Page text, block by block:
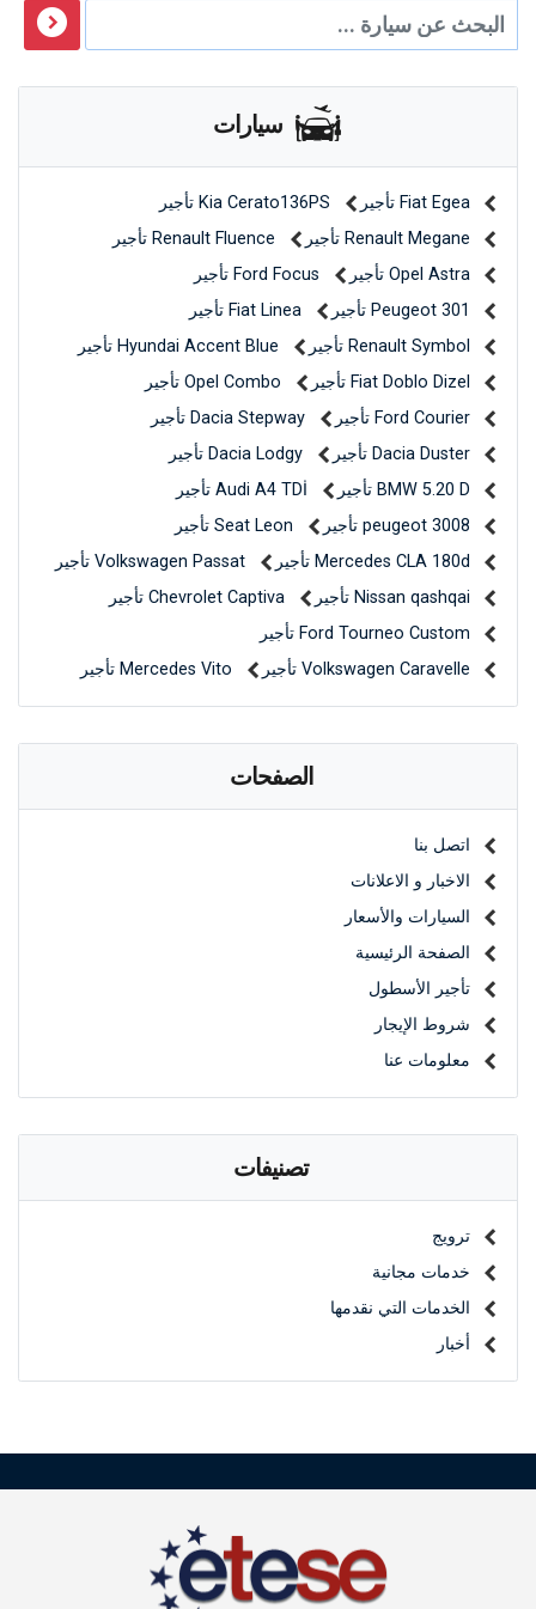
سيارات
Fiat Egea تأجير
Kia Cerato136PS تأجير
Renault Megane تأجير
Renault Fluence تأجير
Opel Astra تأجير
Ford Focus تأجير
Peugeot 301 تأجير
Fiat Linea تأجير
Renault Symbol تأجير
Hyundai Accent Blue تأجير
Fiat Doblo Dizel تأجير
Opel Combo تأجير
Ford Courier تأجير
Dacia Stepway تأجير
Dacia Duster تأجير
Dacia Lodgy تأجير
BMW 5.20 D تأجير
Audi A4 TDİ تأجير
peugeot 3008 تأجير
Seat Leon تأجير
Mercedes CLA 180d تأجير
Volkswagen Passat تأجير
Nissan qashqai تأجير
Chevrolet Captiva تأجير
Ford Tourneo Custom تأجير
Volkswagen Caravelle تأجير
Mercedes Vito تأجير
الصفحات
اتصل بنا
الاخبار و الاعلانات
السيارات والأسعار
الصفحة الرئيسية
تأجير الأسطول
شروط الإيجار
معلومات عنا
تصنيفات
ترويج
خدمات مجانية
الخدمات التي نقدمها
أخبار